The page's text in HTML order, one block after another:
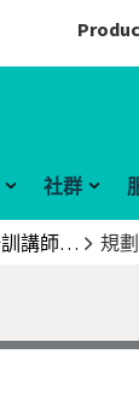
社群
劍橋英語培訓講師架構 規